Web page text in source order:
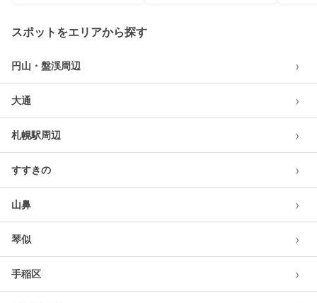
スポットをエリアから探す
円山・盤渓周辺 ›
大通 ›
札幌駅周辺 ›
すすきの ›
山鼻 ›
琴似 ›
手稲区 ›